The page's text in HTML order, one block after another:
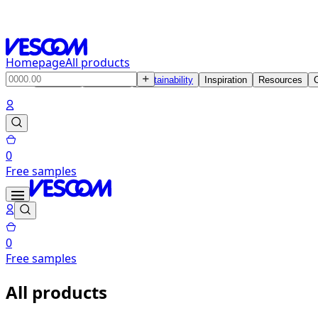
HomepageAll products
Products Sustainability Inspiration Resources
0
Free samples
0
Free samples
All products